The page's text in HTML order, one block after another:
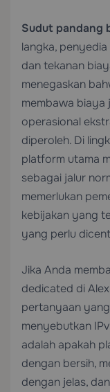
Sudut pandang
langka,
dan tekanan
menegaskan
membawa biaya
operasional
diperoleh. Di
platform utama
sebagai jalur
memerlukan
kebijakan yang
yang perlu
Jika Anda
dedicated di
pertanyaan
menyebutkan
adalah apakah
dengan bersih,
dengan jelas,